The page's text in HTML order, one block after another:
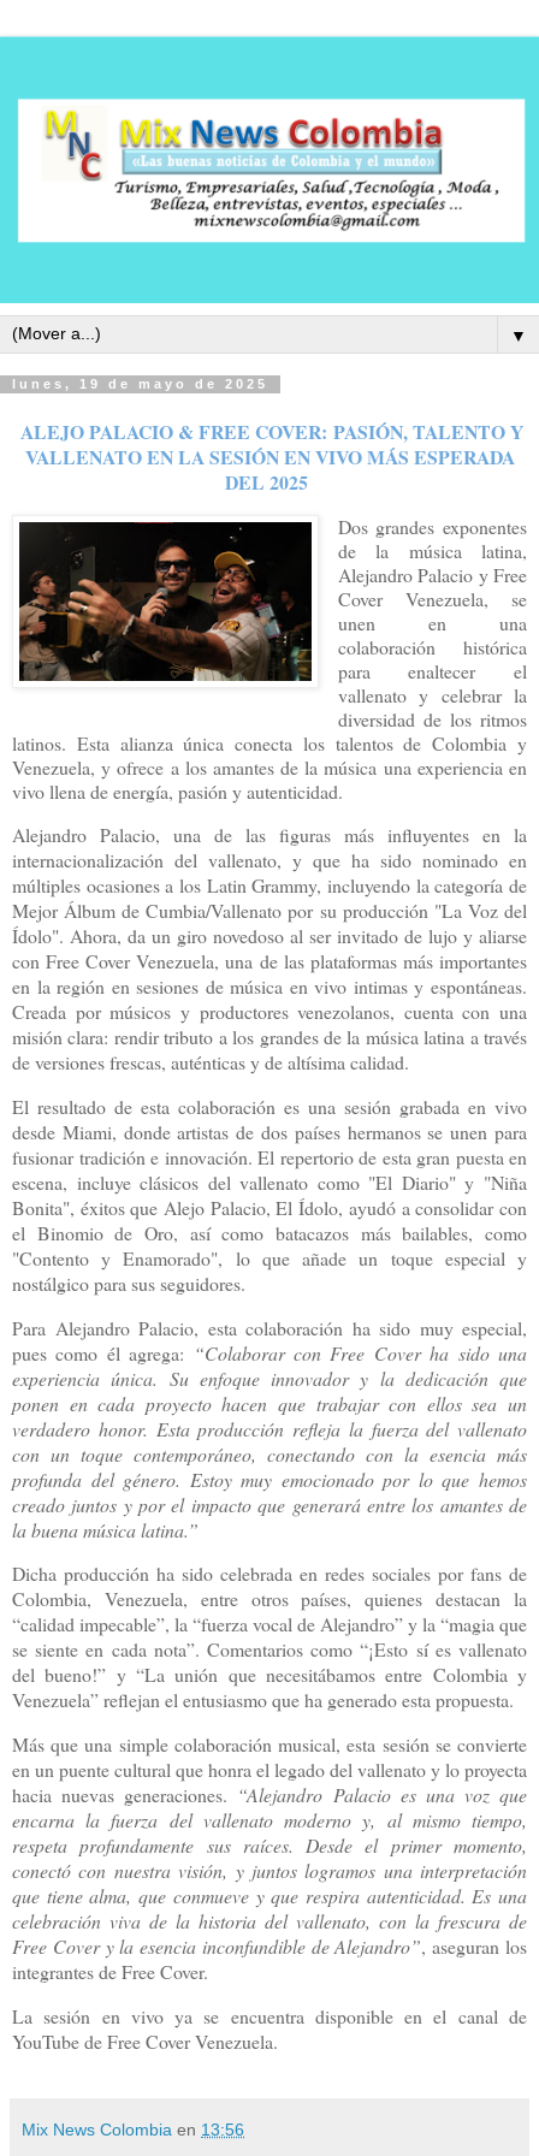
▼
lunes, 19 de mayo de 2025
ALEJO PALACIO & FREE COVER: PASIÓN, TALENTO Y
VALLENATO EN LA SESIÓN EN VIVO MÁS ESPERADA
DEL 2025
Dos grandes exponentes
de la música latina,
Alejandro Palacio y Free
Cover Venezuela, se
unen en una
colaboración histórica
para enaltecer el
vallenato y celebrar la
diversidad de los ritmos
latinos. Esta alianza única conecta los talentos de Colombia y
Venezuela, y ofrece a los amantes de la música una experiencia en
vivo llena de energía, pasión y autenticidad.
Alejandro Palacio, una de las figuras más influyentes en la
internacionalización del vallenato, y que ha sido nominado en
múltiples ocasiones a los Latin Grammy, incluyendo la categoría de
Mejor Álbum de Cumbia/Vallenato por su producción "La Voz del
Ídolo". Ahora, da un giro novedoso al ser invitado de lujo y aliarse
con Free Cover Venezuela, una de las plataformas más importantes
en la región en sesiones de música en vivo intimas y espontáneas.
Creada por músicos y productores venezolanos, cuenta con una
misión clara: rendir tributo a los grandes de la música latina a través
de versiones frescas, auténticas y de altísima calidad.
El resultado de esta colaboración es una sesión grabada en vivo
desde Miami, donde artistas de dos países hermanos se unen para
fusionar tradición e innovación. El repertorio de esta gran puesta en
escena, incluye clásicos del vallenato como "El Diario" y "Niña
Bonita", éxitos que Alejo Palacio, El Ídolo, ayudó a consolidar con
el Binomio de Oro, así como batacazos más bailables, como
"Contento y Enamorado", lo que añade un toque especial y
nostálgico para sus seguidores.
Para Alejandro Palacio, esta colaboración ha sido muy especial,
pues como él agrega: “Colaborar con Free Cover ha sido una
experiencia única. Su enfoque innovador y la dedicación que
ponen en cada proyecto hacen que trabajar con ellos sea un
verdadero honor. Esta producción refleja la fuerza del vallenato
con un toque contemporáneo, conectando con la esencia más
profunda del género. Estoy muy emocionado por lo que hemos
creado juntos y por el impacto que generará entre los amantes de
la buena música latina.”
Dicha producción ha sido celebrada en redes sociales por fans de
Colombia, Venezuela, entre otros países, quienes destacan la
“calidad impecable”, la “fuerza vocal de Alejandro” y la “magia que
se siente en cada nota”. Comentarios como “¡Esto sí es vallenato
del bueno!” y “La unión que necesitábamos entre Colombia y
Venezuela” reflejan el entusiasmo que ha generado esta propuesta.
Más que una simple colaboración musical, esta sesión se convierte
en un puente cultural que honra el legado del vallenato y lo proyecta
hacia nuevas generaciones. “Alejandro Palacio es una voz que
encarna la fuerza del vallenato moderno y, al mismo tiempo,
respeta profundamente sus raíces. Desde el primer momento,
conectó con nuestra visión, y juntos logramos una interpretación
que tiene alma, que conmueve y que respira autenticidad. Es una
celebración viva de la historia del vallenato, con la frescura de
Free Cover y la esencia inconfundible de Alejandro”, aseguran los
integrantes de Free Cover.
La sesión en vivo ya se encuentra disponible en el canal de
YouTube de Free Cover Venezuela.
Mix News Colombia en 13:56